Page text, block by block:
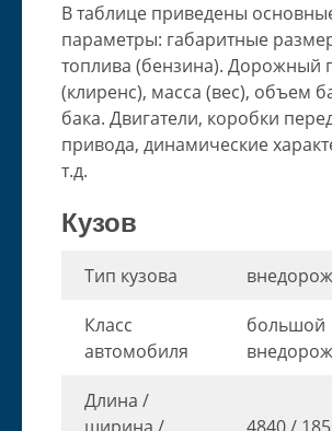
В таблице приведены
параметры: габаритные
топлива (бензина). Дорожный
(клиренс), масса (вес), объем
бака. Двигатели, коробки
привода, динамические
т.д.
Кузов
Тип кузова
Класс
автомобиля
большой
Длина /